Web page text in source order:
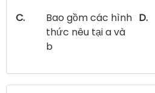
C.
Bao gồm các hình
thức nêu tại a và
b
D.